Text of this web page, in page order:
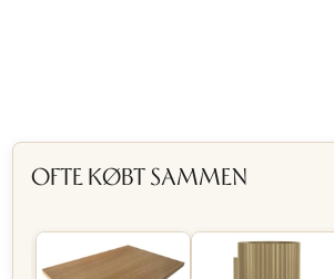
OFTE KØBT SAMMEN